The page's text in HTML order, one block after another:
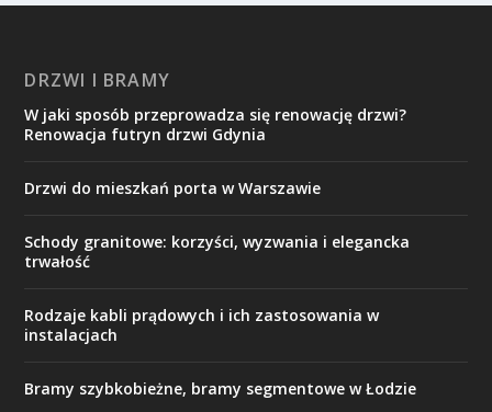
DRZWI I BRAMY
W jaki sposób przeprowadza się renowację drzwi?
Renowacja futryn drzwi Gdynia
Drzwi do mieszkań porta w Warszawie
Schody granitowe: korzyści, wyzwania i elegancka
trwałość
Rodzaje kabli prądowych i ich zastosowania w
instalacjach
Bramy szybkobieżne, bramy segmentowe w Łodzie